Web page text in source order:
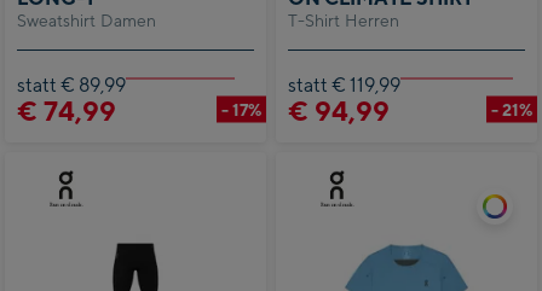
Sweatshirt Damen
statt € 89,99
€ 74,99 - 17%
T-Shirt Herren
statt € 119,99
€ 94,99 - 21%